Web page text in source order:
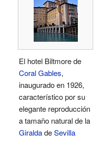
El hotel Biltmore de
Coral Gables,
inaugurado en 1926,
característico por su
elegante reproducción
a tamaño natural de la
GiraldadeSevilla